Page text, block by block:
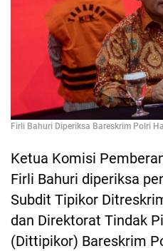
Firli Bahuri Diperiksa Bareskrim Polri
Ketua Komisi
Firli Bahuri diperiksa
Subdit Tipikor
dan Direktorat Tindak
(Dittipikor) Bareskrim